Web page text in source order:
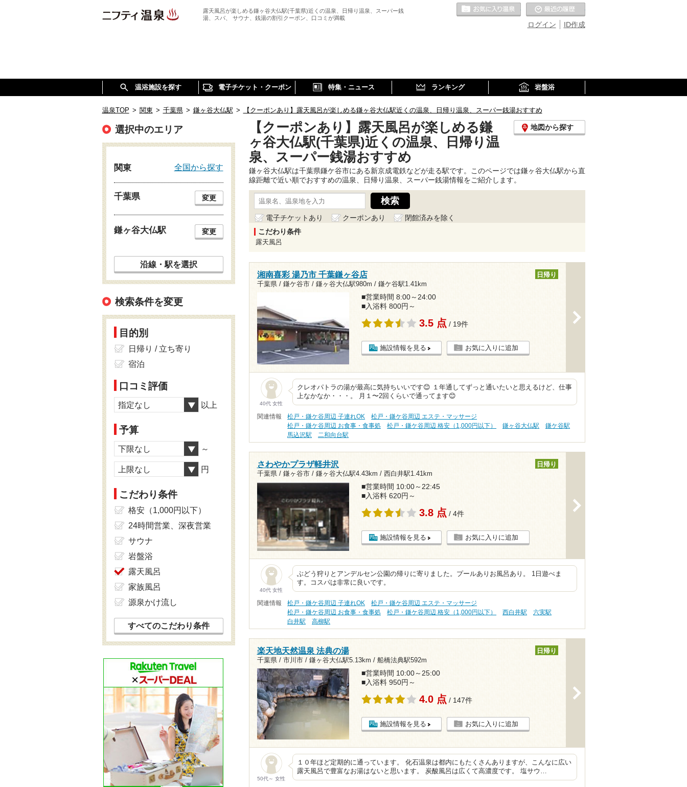
露天風呂が楽しめる鎌ヶ谷大仏駅(千葉県)近くの温泉、日帰り温泉、スーパー銭
湯、スパ、 サウナ、銭湯の割引クーポン、口コミが満載
ID作成
ログイン
お気に入りの温泉
温浴施設を探す 電子チケット・クーポン 特集・ニュース ランキング 岩盤浴
温泉TOP > 関東 > 千葉県 > 鎌ヶ谷大仏駅 > 【クーポンあり】露天風呂が楽しめる鎌ヶ谷大仏駅近くの温泉、日帰り温泉、スーパー銭湯おすすめ
【クーポンあり】露天風呂が楽しめる鎌
ヶ谷大仏駅(千葉県)近くの温泉、日帰り温
泉、スーパー銭湯おすすめ
地図から探す
鎌ヶ谷大仏駅は千葉県鎌ケ谷市にある新京成電鉄などが走る駅です。このページでは鎌ヶ谷大仏駅から直
線距離で近い順でおすすめの温泉、日帰り温泉、スーパー銭湯情報をご紹介します。
電子チケットあり クーポンあり
閉館済みを除く
こだわり条件
露天風呂
湘南喜彩 湯乃市 千葉鎌ヶ谷店
千葉県 / 鎌ケ谷市 / 鎌ヶ谷大仏駅980m / 鎌ケ谷駅1.41km
日帰り
■営業時間 8:00～24:00
■入浴料 800円～
3.5 点 / 19件
施設情報を見る お気に入りに追加
40代 女性
クレオパトラの湯が最高に気持ちいいです😊 １年通してずっと通いたいと思えるけど、仕事
上なかなか・・・。 月１〜2回くらいで通ってます😊
関連情報 松戸・鎌ケ谷周辺 子連れOK
松戸・鎌ケ谷周辺 エステ・マッサージ
松戸・鎌ケ谷周辺 お食事・食事処
松戸・鎌ケ谷周辺 格安（1,000円以下） 鎌ヶ谷大仏駅
鎌ケ谷駅
馬込沢駅
二和向台駅
さわやかプラザ軽井沢
千葉県 / 鎌ヶ谷市 / 鎌ヶ谷大仏駅4.43km / 西白井駅1.41km
日帰り
■営業時間 10:00～22:45
■入浴料 620円～
3.8 点 / 4件
施設情報を見る お気に入りに追加
40代 女性
ぶどう狩りとアンデルセン公園の帰りに寄りました。プールありお風呂あり。 1日遊べま
す。コスパは非常に良いです。
関連情報 松戸・鎌ケ谷周辺 子連れOK
松戸・鎌ケ谷周辺 エステ・マッサージ
松戸・鎌ケ谷周辺 お食事・食事処
松戸・鎌ケ谷周辺 格安（1,000円以下） 西白井駅
六実駅
白井駅
高柳駅
楽天地天然温泉 法典の湯
千葉県 / 市川市 / 鎌ヶ谷大仏駅5.13km / 船橋法典駅592m
日帰り
■営業時間 10:00～25:00
■入浴料 950円～
4.0 点 / 147件
施設情報を見る お気に入りに追加
50代～ 女性
１０年ほど定期的に通っています。 化石温泉は都内にもたくさんありますが、こんなに広い
露天風呂で豊富なお湯はないと思います。 炭酸風呂は広くて高濃度です。 塩サウ…
選択中のエリア
関東 全国から探す
千葉県 変更
鎌ヶ谷大仏駅 変更
沿線・駅を選択
検索条件を変更
目的別
日帰り / 立ち寄り
宿泊
口コミ評価
指定なし 以上
予算
下限なし ～
上限なし 円
こだわり条件
格安（1,000円以下）
24時間営業、深夜営業
サウナ
岩盤浴
露天風呂
家族風呂
源泉かけ流し
すべてのこだわり条件